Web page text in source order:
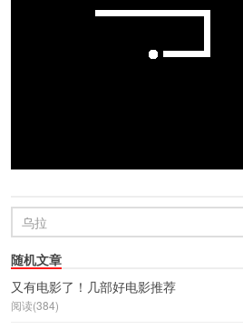
随机文章
又有电影了！几部好电影推荐
阅读(384)